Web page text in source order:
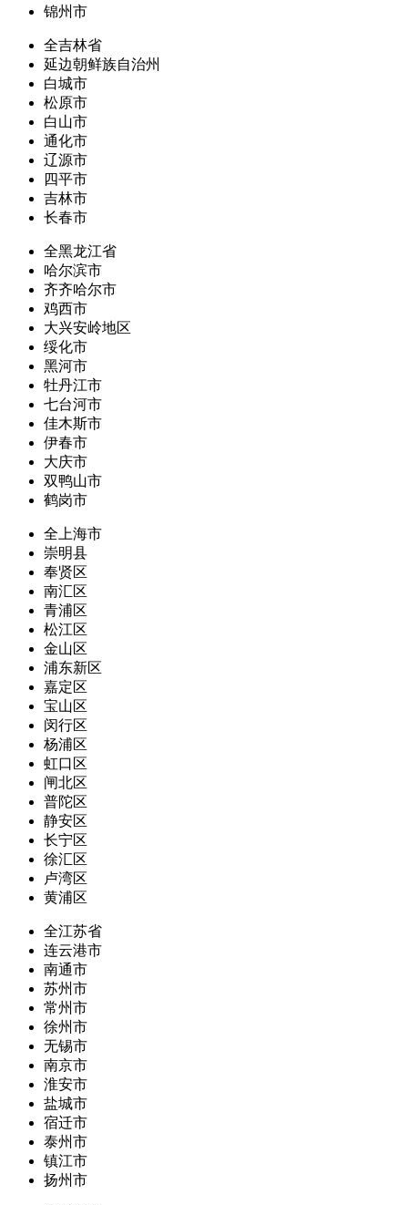
锦州市
全吉林省
延边朝鲜族自治州
白城市
松原市
白山市
通化市
辽源市
四平市
吉林市
长春市
全黑龙江省
哈尔滨市
齐齐哈尔市
鸡西市
大兴安岭地区
绥化市
黑河市
牡丹江市
七台河市
佳木斯市
伊春市
大庆市
双鸭山市
鹤岗市
全上海市
崇明县
奉贤区
南汇区
青浦区
松江区
金山区
浦东新区
嘉定区
宝山区
闵行区
杨浦区
虹口区
闸北区
普陀区
静安区
长宁区
徐汇区
卢湾区
黄浦区
全江苏省
连云港市
南通市
苏州市
常州市
徐州市
无锡市
南京市
淮安市
盐城市
宿迁市
泰州市
镇江市
扬州市